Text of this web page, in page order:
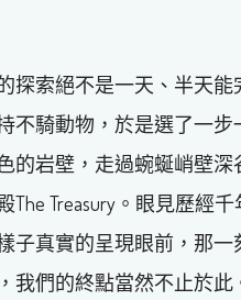
探索絕不是一天、半天
不騎動物，於是選了一步
的岩壁，走過蜿蜒峭壁
Treasury。眼見歷經
子真實的呈現眼前，那
我們的終點當然不止於